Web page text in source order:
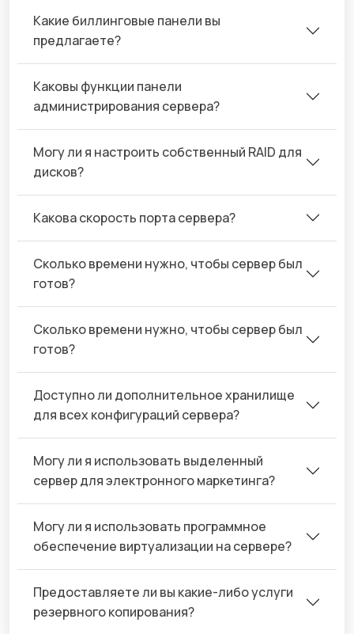
Какие биллинговые панели вы
предлагаете?
Каковы функции панели
администрирования сервера?
Могу ли я настроить собственный RAID для
дисков?
Какова скорость порта сервера?
Сколько времени нужно, чтобы сервер был
готов?
Сколько времени нужно, чтобы сервер был
готов?
Доступно ли дополнительное хранилище
для всех конфигураций сервера?
Могу ли я использовать выделенный
сервер для электронного маркетинга?
Могу ли я использовать программное
обеспечение виртуализации на сервере?
Предоставляете ли вы какие-либо услуги
резервного копирования?